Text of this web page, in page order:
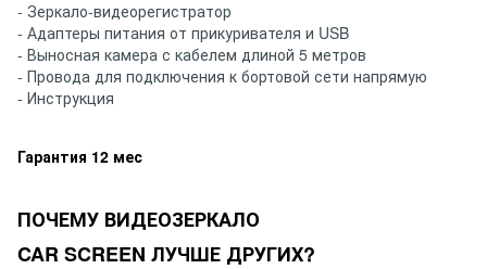
- Зеркало-видеорегистратор
- Адаптеры питания от прикуривателя и USB
- Выносная камера с кабелем длиной 5 метров
- Провода для подключения к бортовой сети напрямую
- Инструкция
Гарантия 12 мес
ПОЧЕМУ ВИДЕОЗЕРКАЛО
CAR SCREEN ЛУЧШЕ ДРУГИХ?